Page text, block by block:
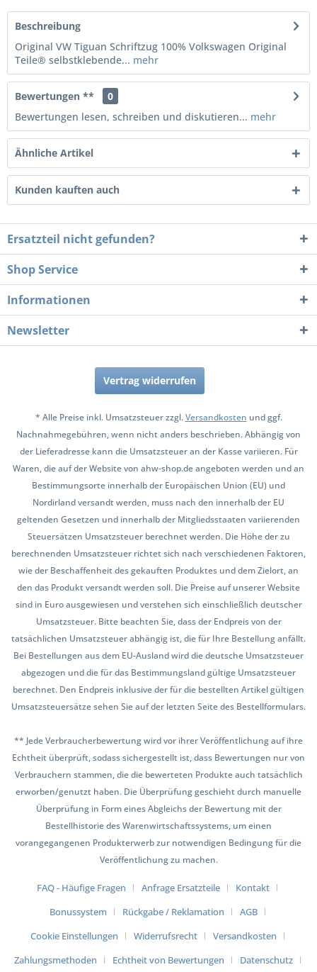
Beschreibung
Original VW Tiguan Schriftzug 100% Volkswagen Original
Teile® selbstklebende... mehr
Bewertungen **
0
Bewertungen lesen, schreiben und diskutieren... mehr
Ähnliche Artikel
Kunden kauften auch
Ersatzteil nicht gefunden?
Shop Service
Informationen
Newsletter
Vertrag widerrufen
* Alle Preise inkl. Umsatzsteuer zzgl.Versandkosten und ggf.
Nachnahmegebühren, wenn nicht anders beschrieben. Abhängig von
der Lieferadresse kann die Umsatzsteuer an der Kasse variieren. Für
Waren, die auf der Website von ahw-shop.de angeboten werden und an
Bestimmungsorte innerhalb der Europäischen Union (EU) und
Nordirland versandt werden, muss nach den innerhalb der EU
geltenden Gesetzen und innerhalb der Mitgliedsstaaten variierenden
Steuersätzen Umsatzsteuer berechnet werden. Die Höhe der zu
berechnenden Umsatzsteuer richtet sich nach verschiedenen Faktoren,
wie der Beschaffenheit des gekauften Produktes und dem Zielort, an
den das Produkt versandt werden soll. Die Preise auf unserer Website
sind in Euro ausgewiesen und verstehen sich einschließlich deutscher
Umsatzsteuer. Bitte beachten Sie, dass der Endpreis von der
tatsächlichen Umsatzsteuer abhängig ist, die für Ihre Bestellung anfällt.
Bei Bestellungen aus dem EU-Ausland wird die deutsche Umsatzsteuer
abgezogen und die für das Bestimmungsland gültige Umsatzsteuer
berechnet. Den Endpreis inklusive der für die bestellten Artikel gültigen
Umsatzsteuersätze sehen Sie auf der letzten Seite des Bestellformulars.
** Jede Verbraucherbewertung wird vor ihrer Veröffentlichung auf ihre
Echtheit überprüft, sodass sichergestellt ist, dass Bewertungen nur von
Verbrauchern stammen, die die bewerteten Produkte auch tatsächlich
erworben/genutzt haben. Die Überprüfung geschieht durch manuelle
Überprüfung in Form eines Abgleichs der Bewertung mit der
Bestellhistorie des Warenwirtschaftssystems, um einen
vorangegangenen Produkterwerb zur notwendigen Bedingung für die
Veröffentlichung zu machen.
FAQ - Häufige Fragen Anfrage Ersatzteile
Kontakt
Bonussystem
Rückgabe / Reklamation
AGB
Cookie Einstellungen
Widerrufsrecht
Versandkosten
Zahlungsmethoden
Echtheit von Bewertungen Datenschutz